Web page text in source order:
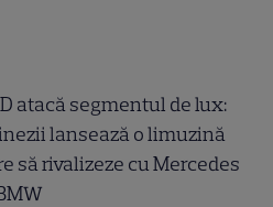
atacă segmentul de lux:
lansează o limuzină
să rivalizeze cu Mercedes